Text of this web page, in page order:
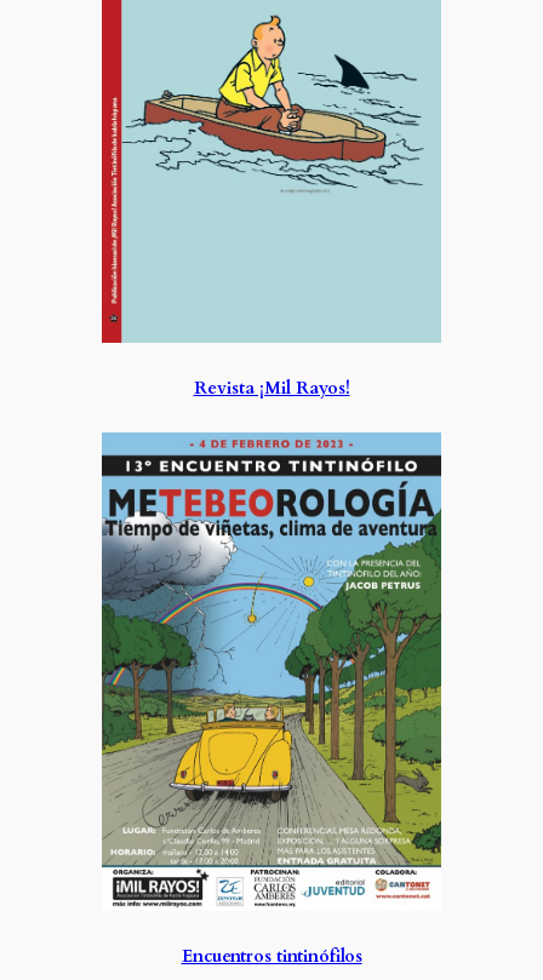
Revista ¡Mil Rayos!
Encuentros tintinófilos